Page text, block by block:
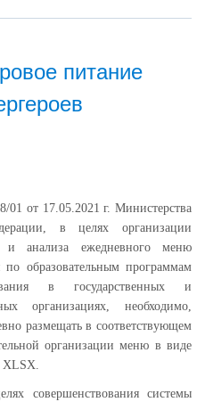
питание
от 17.05.2021 г. Министерства
в целях организации
и анализа ежедневного меню
образовательным программам
в государственных и
организациях, необходимо,
размещать в соответствующем
организации меню в виде
XLSX.
совершенствования системы